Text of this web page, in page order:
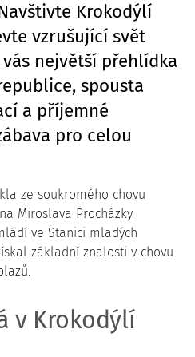
Krokodýlí
vzrušující svět
největší přehlídka
spousta
a příjemné
pro celou
ze soukromého chovu
Miroslava Procházky.
ve Stanici mladých
základní znalosti v chovu
v Krokodýlí